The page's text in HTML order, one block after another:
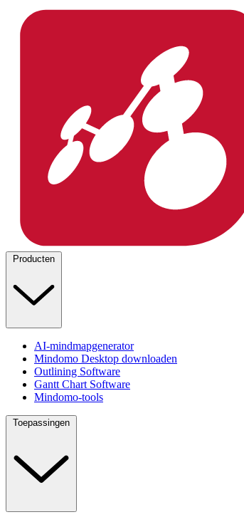
Producten
AI-mindmapgenerator
Mindomo Desktop downloaden
Outlining Software
Gantt Chart Software
Mindomo-tools
Toepassingen